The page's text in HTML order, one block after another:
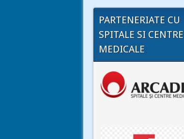
PARTENERIATE CU
SPITALE SI CENTRE
MEDICALE